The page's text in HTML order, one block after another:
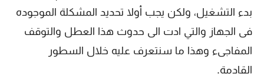
بدء التشغيل، ولكن يجب أولا تحديد المشكلة الموجوده
فى الجهاز والتي ادت الى حدوث هذا العطل والتوقف
المفاجىء وهذا ما سنتعرف عليه خلال السطور
القادمة.